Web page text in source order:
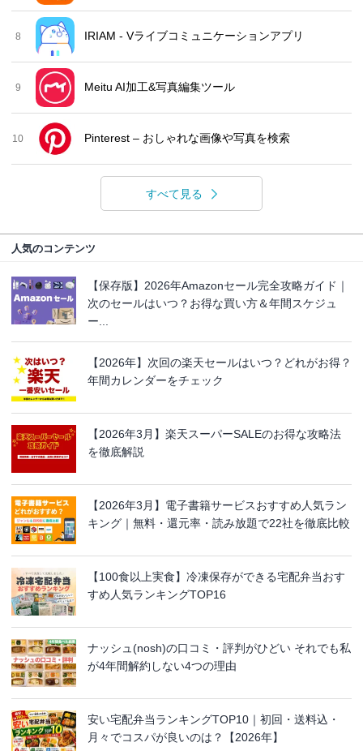
8 IRIAM - Vライブコミュニケーションアプリ
9 Meitu AI加工&写真編集ツール
10 Pinterest – おしゃれな画像や写真を検索
すべて見る
人気のコンテンツ
【保存版】2026年Amazonセール完全攻略ガイド｜
次のセールはいつ？お得な買い方＆年間スケジュ
ー...
【2026年】次回の楽天セールはいつ？どれがお得？
年間カレンダーをチェック
【2026年3月】楽天スーパーSALEのお得な攻略法
を徹底解説
【2026年3月】電子書籍サービスおすすめ人気ラン
キング｜無料・還元率・読み放題で22社を徹底比較
【100食以上実食】冷凍保存ができる宅配弁当おす
すめ人気ランキングTOP16
ナッシュ(nosh)の口コミ・評判がひどい それでも私
が4年間解約しない4つの理由
安い宅配弁当ランキングTOP10｜初回・送料込・
月々でコスパが良いのは？【2026年】